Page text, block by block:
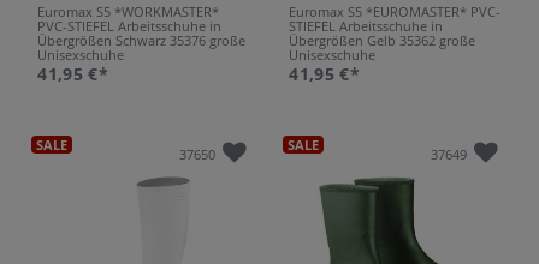
Euromax S5 *WORKMASTER*
PVC-STIEFEL Arbeitsschuhe in
Übergrößen Schwarz 35376 große
Unisexschuhe
41,95 €*
Euromax S5 *EUROMASTER* PVC-
STIEFEL Arbeitsschuhe in
Übergrößen Gelb 35362 große
Unisexschuhe
41,95 €*
SALE 37650 SALE 37649